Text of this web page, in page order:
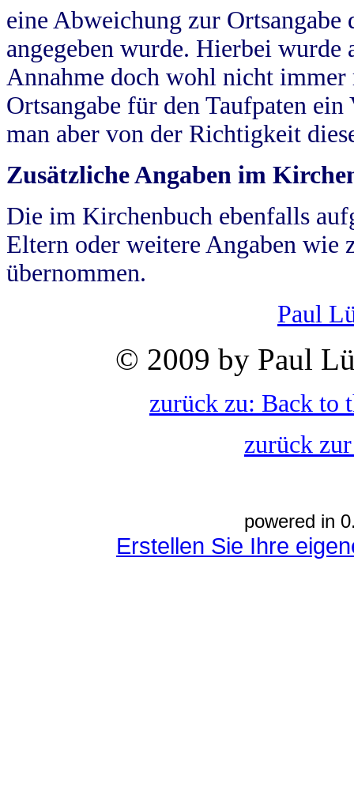
eine Abweichung zur
angegeben wurde. Hierbei wurde
Annahme doch wohl nicht
Ortsangabe für den Taufpaten
man aber von der Richtigkeit
Zusätzliche Angaben im
Die im Kirchenbuch ebenfalls
Eltern oder weitere Angaben wie
übernommen.
Paul
© 2009 by Paul
zurück zu: Back to
zurück
powered in
Erstellen Sie Ihre